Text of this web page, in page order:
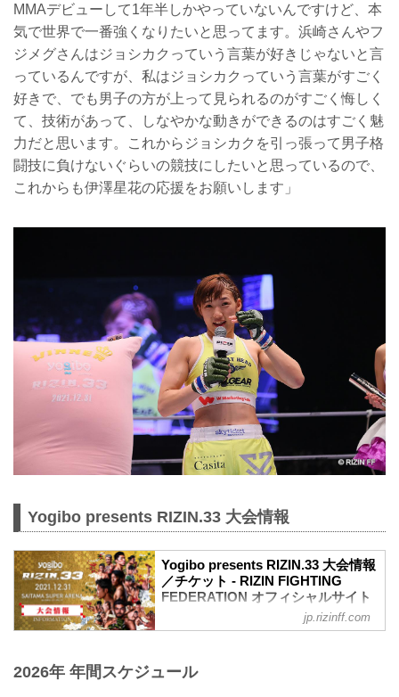
MMAデビューして1年半しかやっていないんですけど、本
気で世界で一番強くなりたいと思ってます。浜崎さんやフ
ジメグさんはジョシカクっていう言葉が好きじゃないと言
っているんですが、私はジョシカクっていう言葉がすごく
好きで、でも男子の方が上って見られるのがすごく悔しく
て、技術があって、しなやかな動きができるのはすごく魅
力だと思います。これからジョシカクを引っ張って男子格
闘技に負けないぐらいの競技にしたいと思っているので、
これからも伊澤星花の応援をお願いします」
Yogibo presents RIZIN.33 大会情報
Yogibo presents RIZIN.33 大会情報
／チケット - RIZIN FIGHTING
FEDERATION オフィシャルサイト
大会概要
jp.rizinff.com
2026年 年間スケジュール